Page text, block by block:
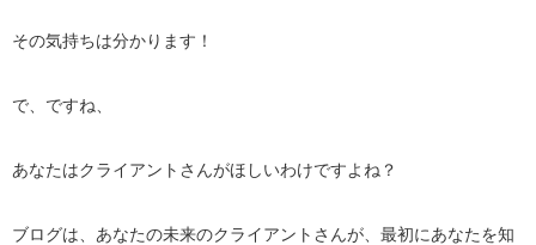
その気持ちは分かります！
で、ですね、
あなたはクライアントさんがほしいわけですよね？
ブログは、あなたの未来のクライアントさんが、最初にあなたを知